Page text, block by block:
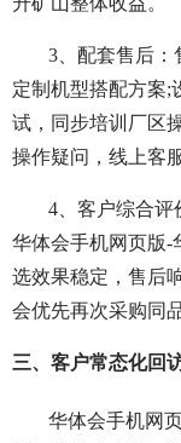
3、配套售后：
定制机型搭配方案;
试，同步培训厂区
操作疑问，线上客
4、客户综合评
华体会手机网页版-
选效果稳定，售后
会优先再次采购同
三、客户常态化回
华体会手机网